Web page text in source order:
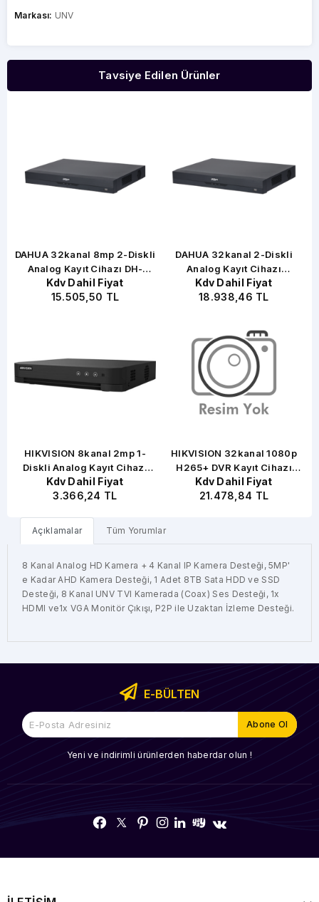
Markası: UNV
Tavsiye Edilen Ürünler
DAHUA 32kanal 8mp 2-Diskli
Analog Kayıt Cihazı DH-
XVR4232AN-I
Kdv Dahil Fiyat
15.505,50 TL
HIKVISION 8kanal 2mp 1-
Diskli Analog Kayıt Cihazı
DS-7208HGHI-M1/C
Kdv Dahil Fiyat
3.366,24 TL
DAHUA 32kanal 2-Diskli
Analog Kayıt Cihazı
XVR5232AN-5M-I3
Kdv Dahil Fiyat
18.938,46 TL
HIKVISION 32kanal 1080p
H265+ DVR Kayıt Cihazı
AcuSense IDS-7232HQHI-
M2/XT
Kdv Dahil Fiyat
21.478,84 TL
Açıklamalar Tüm Yorumlar
8 Kanal Analog HD Kamera + 4 Kanal IP Kamera Desteği, 5MP'
e Kadar AHD Kamera Desteği, 1 Adet 8TB Sata HDD ve SSD
Desteği, 8 Kanal UNV TVI Kamerada (Coax) Ses Desteği, 1x
HDMI ve1x VGA Monitör Çıkışı, P2P ile Uzaktan İzleme Desteği.
E-BÜLTEN
Yeni ve indirimli ürünlerden haberdar olun !